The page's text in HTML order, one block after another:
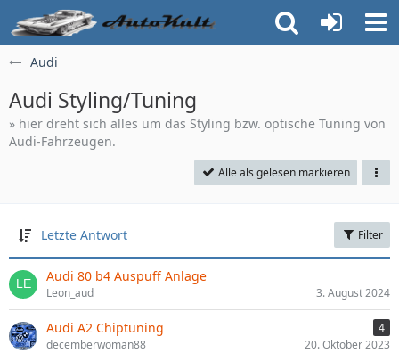
Audi
Audi Styling/Tuning
» hier dreht sich alles um das Styling bzw. optische Tuning von
Audi-Fahrzeugen.
Alle als gelesen markieren
Letzte Antwort Filter
Audi 80 b4 Auspuff Anlage
Leon_aud 3. August 2024
Audi A2 Chiptuning
4
decemberwoman88
20. Oktober 2023